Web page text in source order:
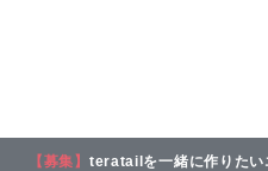
【募集】 teratailを一緒に作りたい